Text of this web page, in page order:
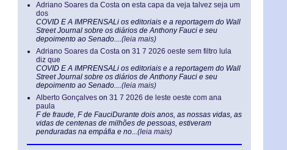
Adriano Soares da Costa on esta capa da veja talvez seja um
dos
COVID E A IMPRENSALi os editoriais e a reportagem do Wall
Street Journal sobre os diários de Anthony Fauci e seu
depoimento ao Senado....(leia mais)
Adriano Soares da Costa on 31 7 2026 oeste sem filtro lula
diz que
COVID E A IMPRENSALi os editoriais e a reportagem do Wall
Street Journal sobre os diários de Anthony Fauci e seu
depoimento ao Senado....(leia mais)
Alberto Gonçalves on 31 7 2026 de leste oeste com ana
paula
F de fraude, F de FauciDurante dois anos, as nossas vidas, as
vidas de centenas de milhões de pessoas, estiveram
penduradas na empáfia e no...(leia mais)